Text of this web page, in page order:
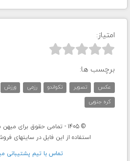
امتیاز:



برچسب ها:
عکس تصویر تکواندو رزمی ورزش
کره جنوبی
© 1405 - تمامی حقوق برای میهن طرح محفوظ است.
استفاده از این فایل در سایتهای
تماس با تيم پشتيبانی